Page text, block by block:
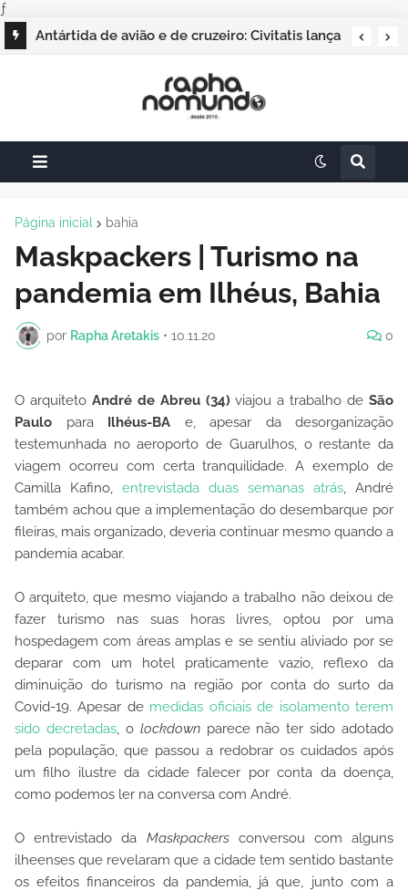
ƒ
Antártida de avião e de cruzeiro: Civitatis lança
Página inicial bahia
Maskpackers | Turismo na
pandemia em Ilhéus, Bahia
por Rapha Aretakis • 10.11.20 0
O arquiteto André de Abreu (34) viajou a trabalho deSão
Paulo para Ilhéus-BA e, apesar da desorganização
testemunhada no aeroporto de Guarulhos, o restante da
viagem ocorreu com certa tranquilidade. A exemplo de
Camilla Kafino, entrevistada duas semanas atrás, André
também achou que a implementação do desembarque por
fileiras, mais organizado, deveria continuar mesmo quando a
pandemia acabar.
O arquiteto, que mesmo viajando a trabalho não deixou de
fazer turismo nas suas horas livres, optou por uma
hospedagem com áreas amplas e se sentiu aliviado por se
deparar com um hotel praticamente vazio, reflexo da
diminuição do turismo na região por conta do surto da
Covid-19. Apesar de medidas oficiais de isolamento terem
sido decretadas, o lockdown parece não ter sido adotado
pela população, que passou a redobrar os cuidados após
um filho ilustre da cidade falecer por conta da doença,
como podemos ler na conversa com André.
O entrevistado da Maskpackersconversou com alguns
ilheenses que revelaram que a cidade tem sentido bastante
os efeitos financeiros da pandemia, já que, junto com a